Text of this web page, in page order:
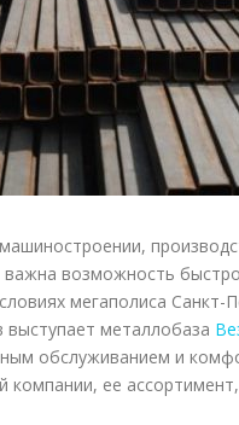
возможность
мегаполиса
металлобаза
обслуживанием и
компании, ее